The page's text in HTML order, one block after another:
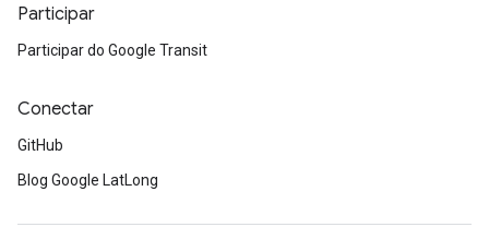
Participar
Participar do Google Transit
Conectar
GitHub
Blog Google LatLong